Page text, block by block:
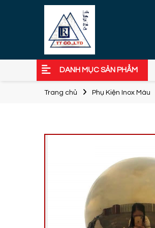
DANH MỤC SẢN PHẨM
Trang chủ Phụ Kiện Inox Màu